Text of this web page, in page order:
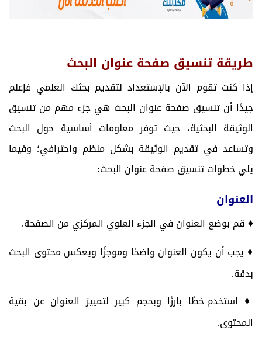
طريقة تنسيق صفحة عنوان البحث
إذا كنت تقوم الآن بالإستعداد لتقديم بحثك العلمي فإعلم
جيدًا أن تنسيق صفحة عنوان البحث هي جزء مهم من تنسيق
الوثيقة البحثية، حيث توفر معلومات أساسية حول البحث
وتساعد في تقديم الوثيقة بشكل منظم واحترافي؛ وفيما
يلي خطوات تنسيق صفحة عنوان البحث:
العنوان
♦ قم بوضع العنوان في الجزء العلوي المركزي من الصفحة.
♦ يجب أن يكون العنوان واضحًا وموجزًا ويعكس محتوى البحث
بدقة.
♦ استخدم خطًا بارزًا وبحجم كبير لتمييز العنوان عن بقية
المحتوى.